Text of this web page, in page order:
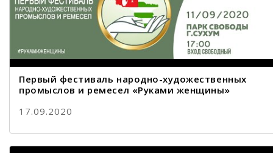
Первый фестиваль народно-художественных
промыслов и ремесел «Руками женщины»
17.09.2020